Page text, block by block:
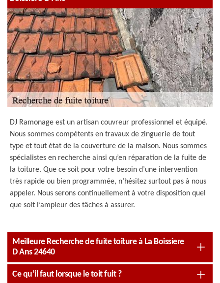
DJ Ramonage est un artisan couvreur professionnel et équipé.
Nous sommes compétents en travaux de zinguerie de tout
type et tout état de la couverture de la maison. Nous sommes
spécialistes en recherche ainsi qu’en réparation de la fuite de
la toiture. Que ce soit pour votre besoin d’une intervention
très rapide ou bien programmée, n’hésitez surtout pas à nous
appeler. Nous serons continuellement à votre disposition quel
que soit l’ampleur des tâches à assurer.
Meilleure Recherche de fuite toiture à La Boissiere
D Ans 24640
Ce qu’il faut lorsque le toit fuit ?